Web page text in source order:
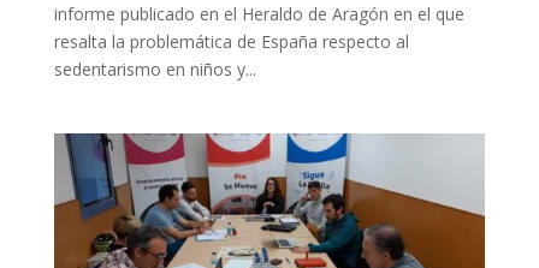
informe publicado en el Heraldo de Aragón en el que
resalta la problemática de España respecto al
sedentarismo en niños y...